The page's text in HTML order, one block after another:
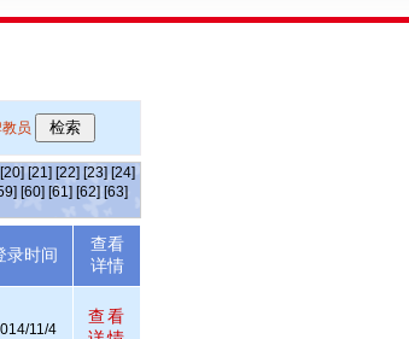
员
[20] [21] [22] [23] [24]
[60] [61] [62] [63]
录时间
查看
详情
11/4
查看